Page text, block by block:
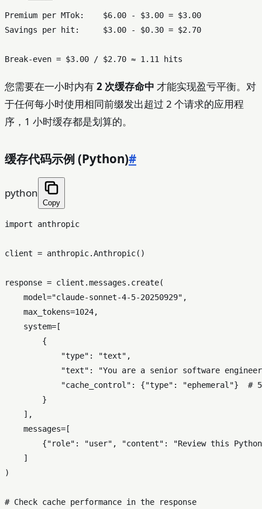
Premium per MTok:    $6.00 - $3.00 = $3.00
Savings per hit:     $3.00 - $0.30 = $2.70
您需要在一小时内有2 次缓存命中 才能实现盈亏平衡。对
于任何每小时使用相同前缀发出超过 2 个请求的应用程
序，1 小时缓存都是划算的。
缓存代码示例 (Python)#
python
Copy
import anthropic
client = anthropic.Anthropic()
response = client.messages.create(
    model=
"claude-sonnet-4-5-20250929" ,
    max_tokens=
1024,
    system=[
        {
"type" : "text" ,
"text" :
"You are a senior software
"cache_control" : {"type" : "ephemeral"} #
        }
    ],
    messages=[
        {
"role" : "user" , "content" :
"Review this
    ]
)
# Check cache performance in the response